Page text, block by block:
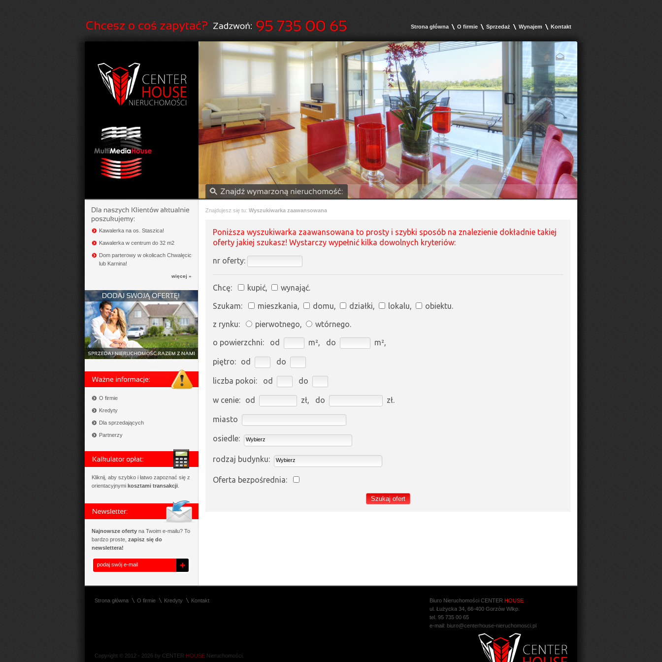
Kontakt
Wynajem
Sprzedaż
O firmie
Strona główna
Kawalerka na os. Staszica!
Kawalerka w centrum do 32 m2
Dom parterowy w okolicach Chwalęcic
lub Karnina!
więcej »
O firmie
Kredyty
Dla sprzedających
Partnerzy
Kliknij, aby szybko i łatwo zapoznać się z
orientacyjnymi kosztami transakcji
Najnowsze oferty na Twoim e-mailu? To
bardzo proste, zapisz się do
newslettera!
Znajdujesz się tu: Wyszukiwarka zaawansowana
Poniższa wyszukiwarka zaawansowana to prosty i szybki sposób na znalezienie dokładnie takiej
oferty jakiej szukasz! Wystarczy wypełnić kilka dowolnych kryteriów:
nr oferty:
Chcę: kupić, wynająć.
Szukam: mieszkania, domu, działki, lokalu, obiektu.
z rynku: pierwotnego, wtórnego.
o powierzchni: od m², do m²,
piętro: od do
liczba pokoi: od do
w cenie: od zł, do zł.
miasto
osiedle: Wybierz
rodzaj budynku: Wybierz
Oferta bezpośrednia:
Strona główna O firmie Kredyty Kontakt
Copyright © 2012 - 2026 by CENTER HOUSE Nieruchomości.
Biuro Nieruchomości CENTER HOUSE
ul. Łużycka 34, 66-400 Gorzów Wlkp.
tel. 95 735 00 65
e-mail: biuro@centerhouse-nieruchomosci.pl